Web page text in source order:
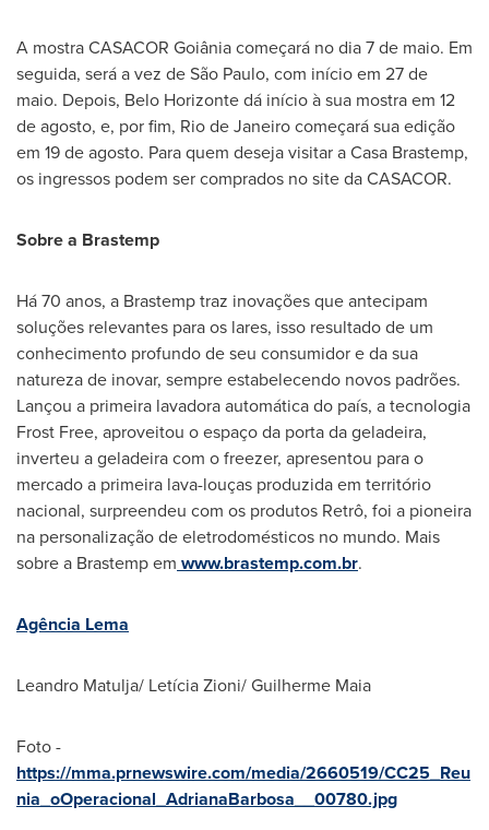
A mostra CASACOR Goiânia começará no dia 7 de maio. Em
seguida, será a vez de São Paulo, com início em 27 de
maio. Depois, Belo Horizontedá início à sua mostra em 12
de agosto, e, por fim, Rio de Janeirocomeçará sua edição
em 19 de agosto. Para quem deseja visitar a Casa Brastemp,
os ingressos podem ser comprados no site da CASACOR.
Sobre a Brastemp
Há 70 anos, a Brastemp traz inovações que antecipam
soluções relevantes para os lares, isso resultado de um
conhecimento profundo de seu consumidor e da sua
natureza de inovar, sempre estabelecendo novos padrões.
Lançou a primeira lavadora automática do país, a tecnologia
Frost Free, aproveitou o espaço da porta da geladeira,
inverteu a geladeira com o freezer, apresentou para o
mercado a primeira lava-louças produzida em território
nacional, surpreendeu com os produtos Retrô, foi a pioneira
na personalização de eletrodomésticos no mundo. Mais
sobre a Brastemp em www.brastemp.com.br.
Agência Lema
Leandro Matulja/ Letícia Zioni/Guilherme Maia
Foto -
https://mma.prnewswire.com/media/2660519/CC25_Reu
nia_oOperacional_AdrianaBarbosa__00780.jpg